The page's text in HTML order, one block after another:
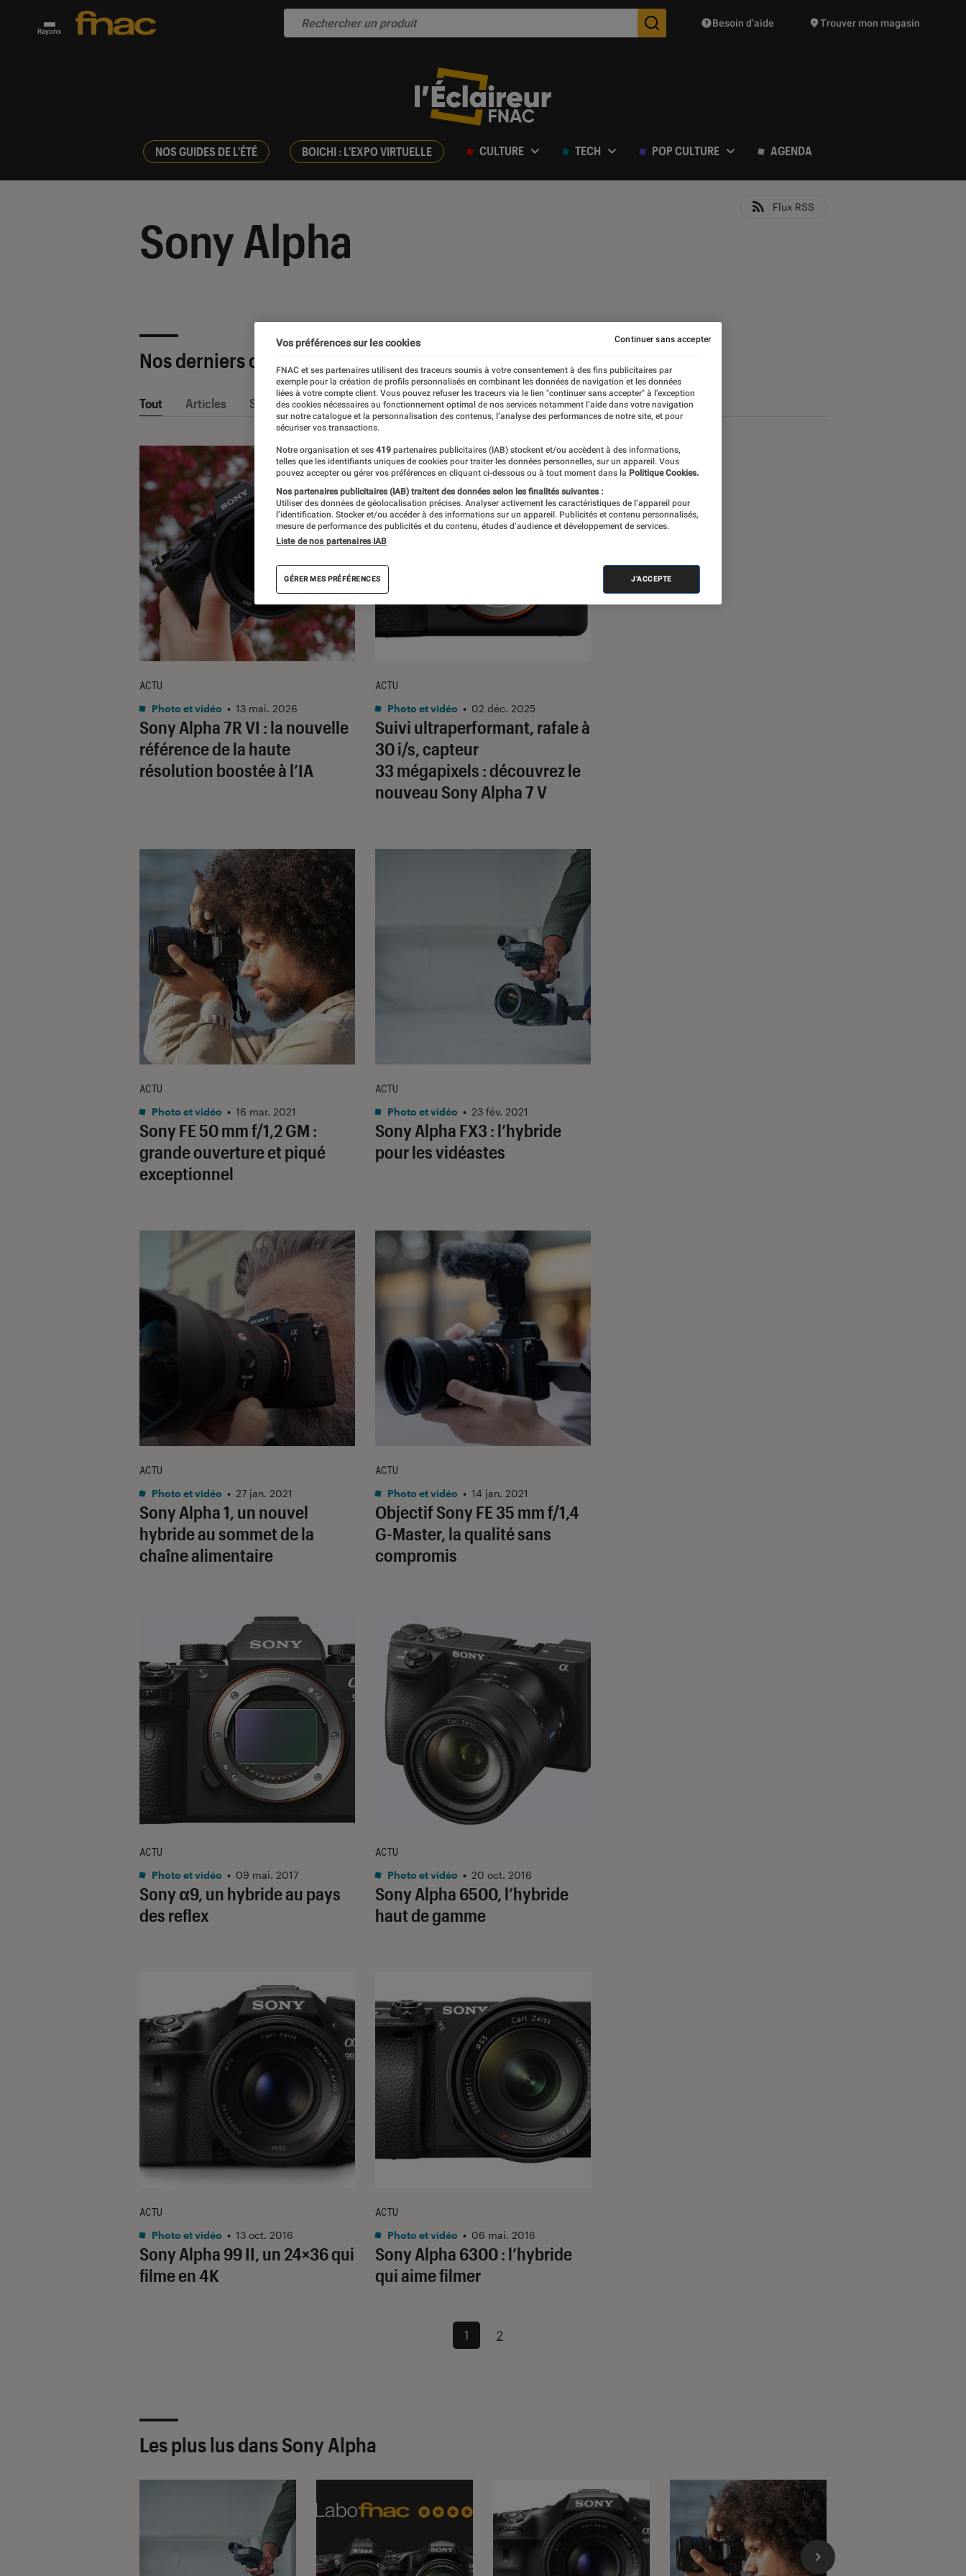
Rayons Des suggestions de produits vont vous être proposées
Besoin d’aide Trouver mon magasin
NOS GUIDES DE L'ÉTÉ BOICHI : L'EXPO VIRTUELLE CULTURE TECH POP CULTURE AGENDA
Sony Alpha
Flux RSS
Nos derniers contenus
Tout Articles Sélections et guides Tests
Sony Alpha 7R VI : la nouvelle
référence de la haute
résolution boostée à l’IA
ACTU
Photo et vidéo • 13 mai. 2026
Suivi ultraperformant, rafale à
30 i/s, capteur
33 mégapixels : découvrez le
nouveau Sony Alpha 7 V
ACTU
Photo et vidéo • 02 déc. 2025
Sony FE 50 mm f/1,2 GM :
grande ouverture et piqué
exceptionnel
ACTU
Photo et vidéo • 16 mar. 2021
Sony Alpha FX3 : l’hybride
pour les vidéastes
ACTU
Photo et vidéo • 23 fév. 2021
Sony Alpha 1, un nouvel
hybride au sommet de la
chaîne alimentaire
ACTU
Photo et vidéo • 27 jan. 2021
Objectif Sony FE 35 mm f/1,4
G-Master, la qualité sans
compromis
ACTU
Photo et vidéo • 14 jan. 2021
Sony α9, un hybride au pays
des reflex
ACTU
Photo et vidéo • 09 mai. 2017
Sony Alpha 6500, l’hybride
haut de gamme
ACTU
Photo et vidéo • 20 oct. 2016
Sony Alpha 99 II, un 24×36 qui
filme en 4K
ACTU
Photo et vidéo • 13 oct. 2016
Sony Alpha 6300 : l’hybride
qui aime filmer
ACTU
Photo et vidéo • 06 mai. 2016
1 2
Les plus lus dans Sony Alpha
Vos préférences sur les cookies
FNAC et ses partenaires utilisent des traceurs soumis à votre consentement à des fins publicitaires par
exemple pour la création de profils personnalisés en combinant les données de navigation et les données
liées à votre compte client. Vous pouvez refuser les traceurs via le lien "continuer sans accepter" à l’exception
des cookies nécessaires au fonctionnement optimal de nos services notamment l’aide dans votre navigation
sur notre catalogue et la personnalisation des contenus, l’analyse des performances de notre site, et pour
sécuriser vos transactions.
Notre organisation et ses 419 partenaires publicitaires (IAB) stockent et/ou accèdent à des informations,
telles que les identifiants uniques de cookies pour traiter les données personnelles, sur un appareil. Vous
pouvez accepter ou gérer vos préférences en cliquant ci-dessous ou à tout moment dans la Politique Cookies.
Nos partenaires publicitaires (IAB) traitent des données selon les finalités suivantes :
Utiliser des données de géolocalisation précises. Analyser activement les caractéristiques de l’appareil pour
l’identification. Stocker et/ou accéder à des informations sur un appareil. Publicités et contenu personnalisés,
mesure de performance des publicités et du contenu, études d’audience et développement de services.
Liste de nos partenaires IAB
GÉRER MES PRÉFÉRENCES J'ACCEPTE
Continuer sans accepter